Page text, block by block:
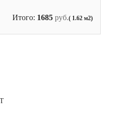
Итого: 1685 руб.( 1.62 м2)